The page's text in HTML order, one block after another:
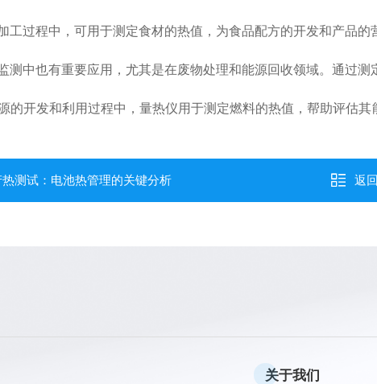
过程中，可用于测定食材的热值，为食品配方的开发和产品的
中也有重要应用，尤其是在废物处理和能源回收领域。通过测
开发和利用过程中，量热仪用于测定燃料的热值，帮助评估其
测试：电池热管理的关键分析 返
关于我们